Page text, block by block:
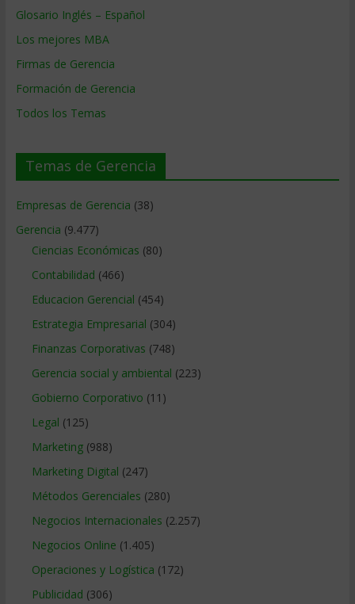
Glosario Inglés – Español
Los mejores MBA
Firmas de Gerencia
Formación de Gerencia
Todos los Temas
Temas de Gerencia
Empresas de Gerencia (38)
Gerencia (9.477)
Ciencias Económicas (80)
Contabilidad (466)
Educacion Gerencial (454)
Estrategia Empresarial (304)
Finanzas Corporativas (748)
Gerencia social y ambiental (223)
Gobierno Corporativo (11)
Legal (125)
Marketing(988)
Marketing Digital (247)
Métodos Gerenciales (280)
Negocios Internacionales (2.257)
Negocios Online (1.405)
Operaciones y Logística (172)
Publicidad (306)